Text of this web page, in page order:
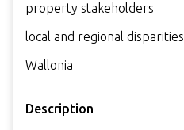
property stakeholders
local and regional disparities
Wallonia
Description